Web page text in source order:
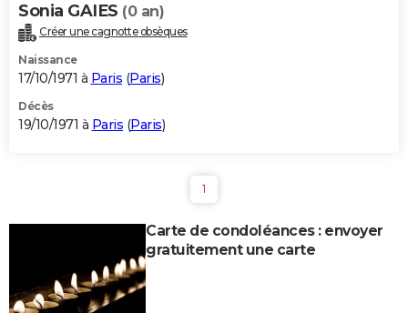
Sonia GAIES (0 an)
Créer une cagnotte obsèques
Naissance
17/10/1971 à Paris (Paris)
Décès
19/10/1971 à Paris (Paris)
1
Carte de condoléances : envoyer
gratuitement une carte